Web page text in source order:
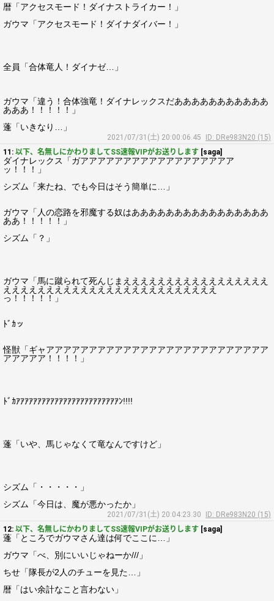
暦「アクセスモード！ダイナストライカー！」
ガウマ「アクセスモード！ダイナダイバー！」
全員「合体竜人！ダイナゼ…」
ガウマ「違う！合体強竜！ダイナレックスだあああああああああああ
あああ！！！！！」
蓬「いきなり…」
2021/07/31(土) 20:00:06.45
ID: DRe983N20 (15)
11: 以下、名無しにかわりましてSS速報VIPがお送りします [saga]
ダイナレックス「ガアアアアアアアアアアアアアアアアアア
ッ！！！」
シズム「来たね、でも今日はそう簡単に…」
ガウマ「人の恋路を邪魔する奴はああああああああああああああああ
ああ！！！！！」
シズム「？」
ガウマ「馬に蹴られて死んじまえええええええええええええええええ
えええええええええええええええええええええええええ
っ！！！！！」
ﾄﾞｶッ
怪獣「ギャアアアアアアアアアアアアアアアアアアアアアアアアアア
アアアアア！！！！」
ﾄﾞｶｱｱｱｱｱｱｱｱｱｱｱｱｱｱｱｱｱｱｱｱｱｱｱｱﾝ!!!!
蓬「いや、馬じゃなくて竜なんですけど」
シズム「・・・・・」
シズム「今日は、魔が悪かったか」
2021/07/31(土) 20:04:23.30
ID: DRe983N20 (15)
12: 以下、名無しにかわりましてSS速報VIPがお送りします [saga]
蓬「ところでガウマさん達は何でここに…」
ガウマ「べ、別にいいじゃねーか///」
ちせ「隊長が2人のチューを見た…」
暦「はい余計なこと言わない」